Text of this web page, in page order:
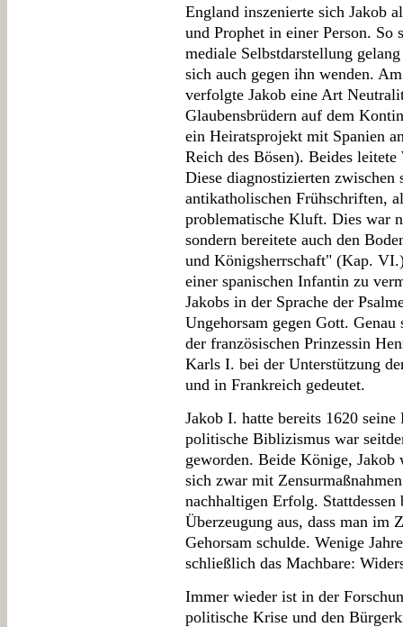
England inszenierte sich Jakob
und Prophet in einer Person. So
mediale Selbstdarstellung
sich auch gegen ihn wenden.
verfolgte Jakob eine Art
Glaubensbrüdern auf dem
ein Heiratsprojekt mit Spanien
Reich des Bösen). Beides
Diese diagnostizierten
antikatholischen Frühschriften,
problematische Kluft. Dies war
sondern bereitete auch den
und Königsherrschaft" (Kap.
einer spanischen Infantin zu
Jakobs in der Sprache der
Ungehorsam gegen Gott.
der französischen Prinzessin
Karls I. bei der Unterstützung
und in Frankreich gedeutet.
Jakob I. hatte bereits 1620
politische Biblizismus war
geworden. Beide Könige,
sich zwar mit
nachhaltigen Erfolg.
Überzeugung aus, dass man
Gehorsam schulde. Wenige
schließlich das Machbare:
Immer wieder ist in der
politische Krise und den